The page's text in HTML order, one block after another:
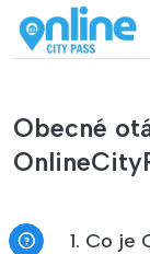
Obecné
1. Co je